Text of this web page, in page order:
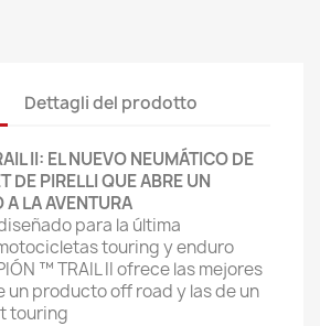
Dettagli del prodotto
II: EL NUEVO NEUMÁTICO DE
DE PIRELLI QUE ABRE UN
LA AVENTURA
para la última
touring y enduro
™ TRAIL II ofrece las mejores
un producto off road y las de un
touring